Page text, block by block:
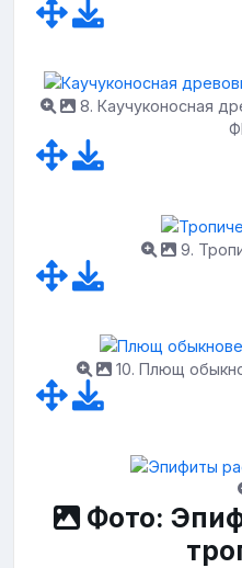
8. Каучуконосная
9.
10. Плющ
Фото: